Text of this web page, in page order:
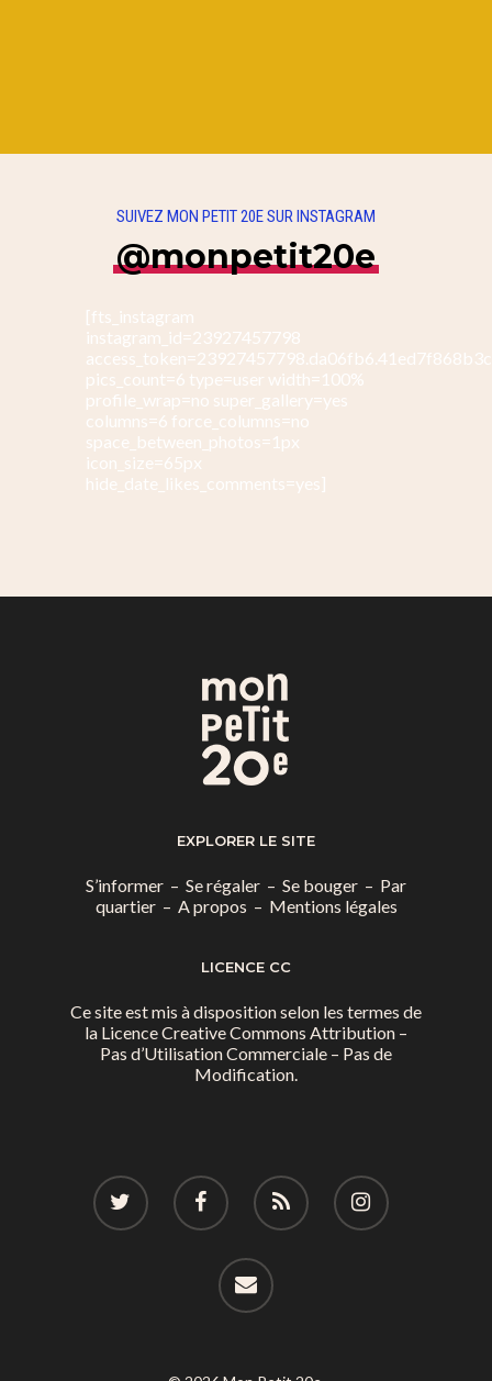
SUIVEZ MON PETIT 20E SUR INSTAGRAM
@monpetit20e
[fts_instagram
instagram_id=23927457798
pics_count=6 type=user width=100%
profile_wrap=no super_gallery=yes
columns=6 force_columns=no
space_between_photos=1px
icon_size=65px
hide_date_likes_comments=yes]
EXPLORER LE SITE
S’informer – Se régaler – Se bouger – Par
quartier– A propos – Mentions légales
LICENCE CC
Ce site est mis à disposition selon les termes de
la Licence Creative Commons Attribution –
Pas d’Utilisation Commerciale – Pas de
Modification.